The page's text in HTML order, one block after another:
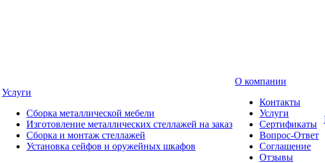
Услуги
Сборка металлической мебели
Изготовление металлических стеллажей на заказ
Сборка и монтаж стеллажей
Установка сейфов и оружейных шкафов
О компании
Контакты
Услуги
Сертификаты
Вопрос-Ответ
Соглашение
Отзывы